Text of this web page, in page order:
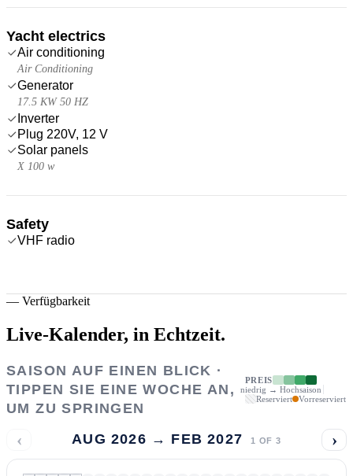
Yacht electrics
Air conditioning
Air Conditioning
Generator
17.5 KW 50 HZ
Inverter
Plug 220V, 12 V
Solar panels
X 100 w
Safety
VHF radio
— Verfügbarkeit
Live-Kalender, in Echtzeit.
SAISON AUF EINEN BLICK ·
TIPPEN SIE EINE WOCHE AN,
UM ZU SPRINGEN
PREIS
niedrig → Hochsaison
Reserviert
Vorreserviert
‹ AUG 2026 → FEB 2027 1 OF 3 ›